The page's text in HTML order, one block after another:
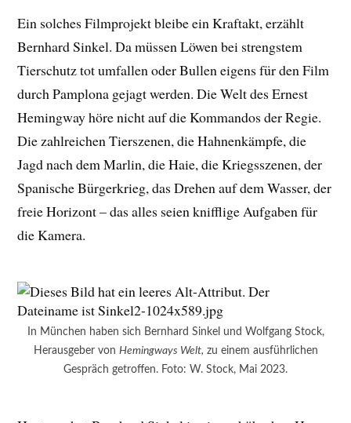
Ein solches Filmprojekt bleibe ein Kraftakt, erzählt
Bernhard Sinkel. Da müssen Löwen bei strengstem
Tierschutz tot umfallen oder Bullen eigens für den Film
durch Pamplona gejagt werden. Die Welt des Ernest
Hemingway höre nicht auf die Kommandos der Regie.
Die zahlreichen Tierszenen, die Hahnenkämpfe, die
Jagd nach dem Marlin, die Haie, die Kriegsszenen, der
Spanische Bürgerkrieg, das Drehen auf dem Wasser, der
freie Horizont – das alles seien knifflige Aufgaben für
die Kamera.
In München haben sich Bernhard Sinkel und Wolfgang Stock,
Herausgeber von Hemingways Welt, zu einem ausführlichen
Gespräch getroffen. Foto: W. Stock, Mai 2023.